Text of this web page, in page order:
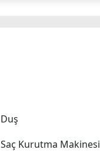
Duş
Saç Kurutma Makinesi